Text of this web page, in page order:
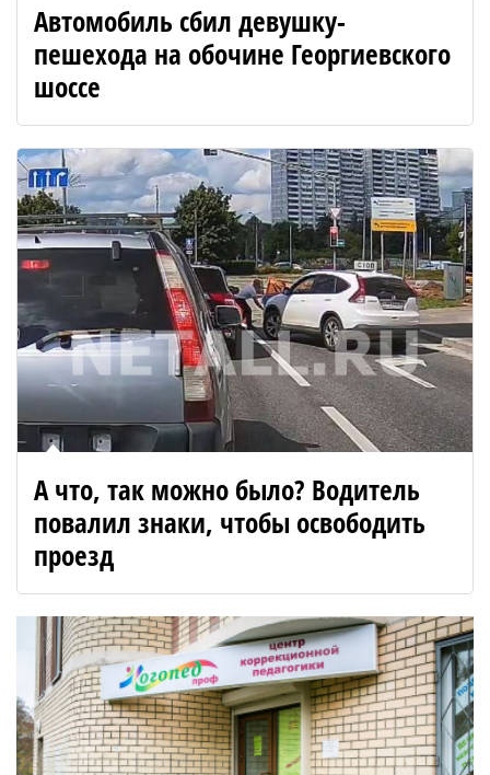
Автомобиль сбил девушку-
пешехода на обочине Георгиевского
шоссе
А что, так можно было? Водитель
повалил знаки, чтобы освободить
проезд